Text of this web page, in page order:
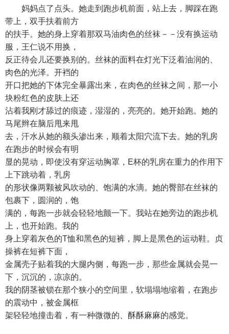
妈妈点了点头。她走到跑步机前面，站上去，脚踩在跑
带上，双手扶着前方
的扶手。她的身上穿着那双马油肉色的丝袜－－没有换运动
服，王仁说不用换，
反正待会儿还要换别的。丝袜的面料在灯光下泛着油润的、
肉色的光泽。开裆的
开口把她的下体完全暴露出来，在肉色的丝袜之间，那一小
块粉红色的皮肤上还
沾着我刚才舔过的痕迹，湿湿的，亮亮的。她开始跑。她的
马尾辫在脑后甩来甩
去，汗水从她的额头渗出来，顺着太阳穴流下去。她的乳房
在跑步的时候会有明
显的晃动，即使没有穿运动胸罩，E杯的乳房在重力的作用下
上下跳动着，乳房
的形状像两颗被风吹动的、饱满的水滴。她的臀部在丝袜的
包裹下，圆润的，饱
满的，每跑一步就会轻轻地颤一下。我站在她旁边的跑步机
上，也开始跑。我的
身上穿着灰色的T恤和黑色的短裤，脚上是黑色的运动鞋。贞
操裤在短裤下面，
金属壳子贴着我的大腿内侧，每跑一步，那些金属就会晃一
下，沉沉的，凉凉的。
我的阴茎被锁在那个狭小的空间里，软塌塌地缩着，在跑步
的震动中，被金属框
架轻轻地撞击着，有一种微微的、酥酥麻麻的感觉。